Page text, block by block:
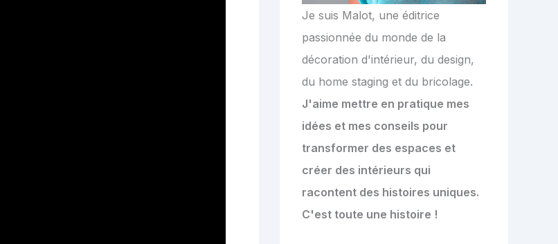
Je suis Malot, une éditrice
passionnée du monde de la
décoration d'intérieur, du design,
du home staging et du bricolage.
J'aime mettre en pratique mes
idées et mes conseils pour
transformer des espaces et
créer des intérieurs qui
racontent des histoires uniques.
C'est toute une histoire !